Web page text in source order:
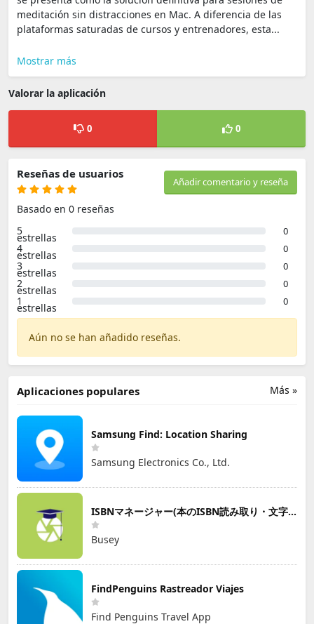
meditación sin distracciones en Mac. A diferencia de las
plataformas saturadas de cursos y entrenadores, esta...
Mostrar más
Valorar la aplicación
0 0
Añadir comentario y reseña
Reseñas de usuarios
Basado en 0 reseñas
5
estrellas 0
4
estrellas 0
3
estrellas 0
2
estrellas 0
1
estrellas 0
Aún no se han añadido reseñas.
Más »
Aplicaciones populares
Samsung Find: Location Sharing
Samsung Electronics Co., Ltd.
ISBNマネージャー(本のISBN読み取り・文字認識)
Busey
FindPenguins Rastreador Viajes
Find Penguins Travel App